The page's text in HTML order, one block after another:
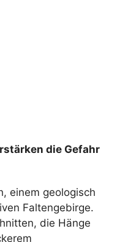
die Gefahr
einem geologisch
Faltengebirge.
die Hänge